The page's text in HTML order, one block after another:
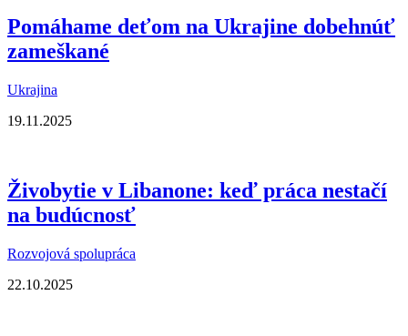
Pomáhame deťom na Ukrajine dobehnúť
zameškané
Ukrajina
19.11.2025
Živobytie v Libanone: keď práca nestačí
na budúcnosť
Rozvojová spolupráca
22.10.2025